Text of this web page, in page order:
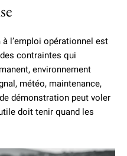
l’emploi opérationnel est
contraintes qui
environnement
météo, maintenance,
démonstration peut voler
doit tenir quand les